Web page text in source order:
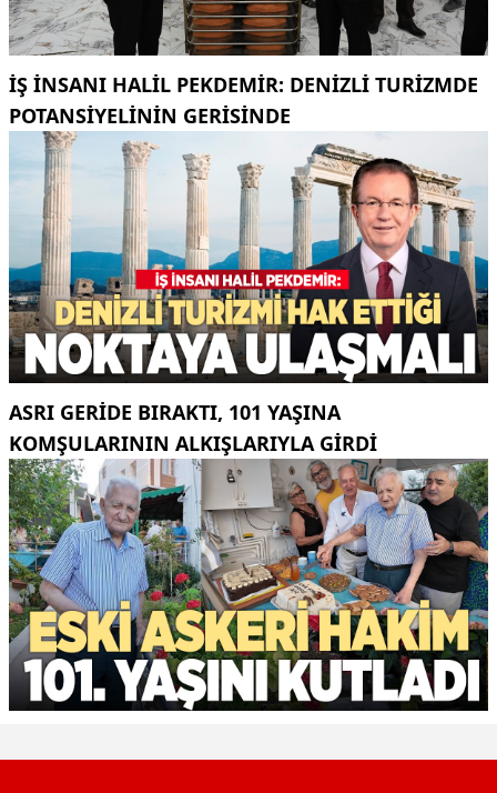
İŞ INSANI HALIL PEKDEMIR: DENIZLI TURIZMDE
POTANSIYELININ GERISINDE
ASRI GERIDE BIRAKTI, 101 YAŞINA
KOMŞULARININ ALKIŞLARIYLA GIRDI